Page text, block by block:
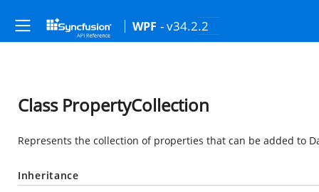
WPF - v34.2.2
Class PropertyCollection
Represents the collection of properties that can be added to
Inheritance